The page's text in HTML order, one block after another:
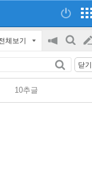
체보기
공
지
on/off
검
글
쓰
닫기
10추글